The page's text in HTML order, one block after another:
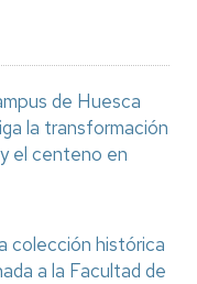
de Huesca
la transformación
el centeno en
colección histórica
a la Facultad de